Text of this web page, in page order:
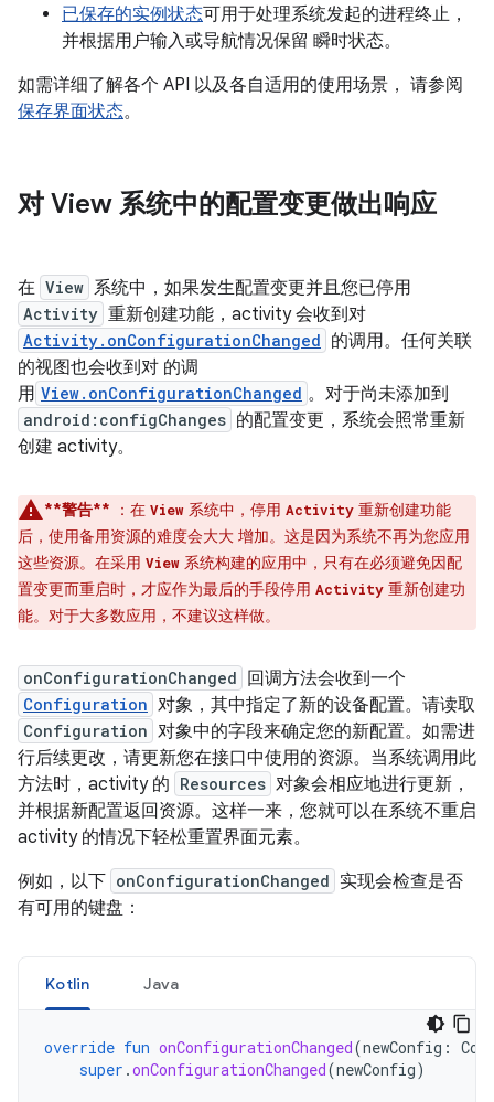
已保存的实例状态可用于处理系统发起的进程终止，
并根据用户输入或导航情况保留 瞬时状态。
如需详细了解各个 API 以及各自适用的使用场景， 请参阅
保存界面状态。
对 View 系统中的配置变更做出响应
在 View 系统中，如果发生配置变更并且您已停用
Activity 重新创建功能，activity 会收到对
Activity.onConfigurationChanged 的调用。任何关联
的视图也会收到对 的调
用 View.onConfigurationChanged 。对于尚未添加到
android:configChanges 的配置变更，系统会照常重新
创建 activity。
**警告** ：在 View 系统中，停用 Activity 重新创建功能
后，使用备用资源的难度会大大 增加。这是因为系统不再为您应用
这些资源。在采用 View 系统构建的应用中，只有在必须避免因配
置变更而重启时，才应作为最后的手段停用 Activity 重新创建功
能。对于大多数应用，不建议这样做。
onConfigurationChanged 回调方法会收到一个
Configuration 对象，其中指定了新的设备配置。请读取
Configuration 对象中的字段来确定您的新配置。如需进
行后续更改，请更新您在接口中使用的资源。当系统调用此
方法时，activity 的 Resources 对象会相应地进行更新，
并根据新配置返回资源。这样一来，您就可以在系统不重启
activity 的情况下轻松重置界面元素。
例如，以下 onConfigurationChanged 实现会检查是否
有可用的键盘：
Kotlin Java
override fun onConfigurationChanged(newConfig :
super .onConfigurationChanged(newConfig)